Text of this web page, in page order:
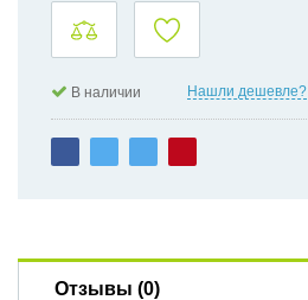
В наличии Нашли дешевле?
Отзывы (0)